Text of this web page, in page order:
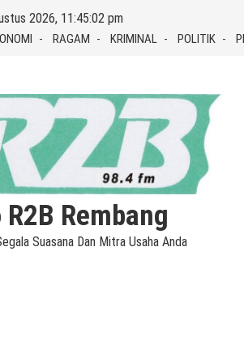
2026, 11:45:03 pm
RAGAM KRIMINAL POLITIK
R2B Rembang
Suasana Dan Mitra Usaha Anda